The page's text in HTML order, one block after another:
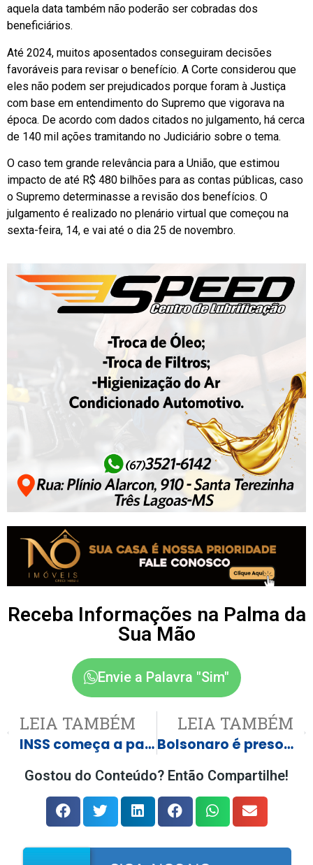
aquela data também não poderão ser cobradas dos
beneficiários.
Até 2024, muitos aposentados conseguiram decisões
favoráveis para revisar o benefício. A Corte considerou que
eles não podem ser prejudicados porque foram à Justiça
com base em entendimento do Supremo que vigorava na
época. De acordo com dados citados no julgamento, há cerca
de 140 mil ações tramitando no Judiciário sobre o tema.
O caso tem grande relevância para a União, que estimou
impacto de até R$ 480 bilhões para as contas públicas, caso
o Supremo determinasse a revisão dos benefícios. O
julgamento é realizado no plenário virtual que começou na
sexta-feira, 14, e vai até o dia 25 de novembro.
Receba Informações na Palma da
Sua Mão
Envie a Palavra "Sim"
LEIA TAMBÉM
INSS começa a pagar aposentados e pensionistas nesta segunda; veja calendário de novembro
LEIA TAMBÉM
Bolsonaro é preso preventivamente pela Polícia Federal
Gostou do Conteúdo? Então Compartilhe!